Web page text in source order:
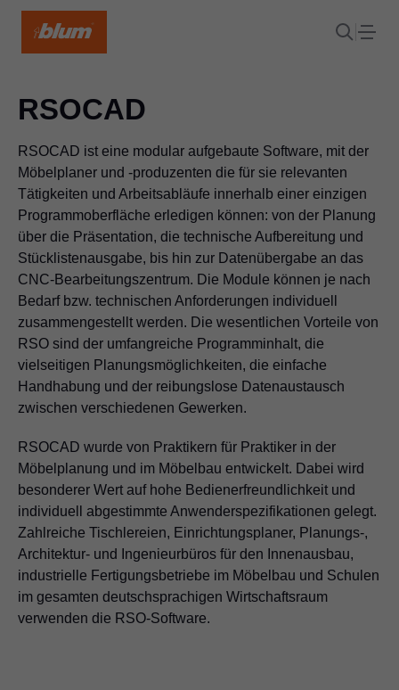
RSOCAD
RSOCAD ist eine modular aufgebaute Software, mit der
Möbelplaner und -produzenten die für sie relevanten
Tätigkeiten und Arbeitsabläufe innerhalb einer einzigen
Programmoberfläche erledigen können: von der Planung
über die Präsentation, die technische Aufbereitung und
Stücklistenausgabe, bis hin zur Datenübergabe an das
CNC-Bearbeitungszentrum. Die Module können je nach
Bedarf bzw. technischen Anforderungen individuell
zusammengestellt werden. Die wesentlichen Vorteile von
RSO sind der umfangreiche Programminhalt, die
vielseitigen Planungsmöglichkeiten, die einfache
Handhabung und der reibungslose Datenaustausch
zwischen verschiedenen Gewerken.
RSOCAD wurde von Praktikern für Praktiker in der
Möbelplanung und im Möbelbau entwickelt. Dabei wird
besonderer Wert auf hohe Bedienerfreundlichkeit und
individuell abgestimmte Anwenderspezifikationen gelegt.
Zahlreiche Tischlereien, Einrichtungsplaner, Planungs-,
Architektur- und Ingenieurbüros für den Innenausbau,
industrielle Fertigungsbetriebe im Möbelbau und Schulen
im gesamten deutschsprachigen Wirtschaftsraum
verwenden die RSO-Software.